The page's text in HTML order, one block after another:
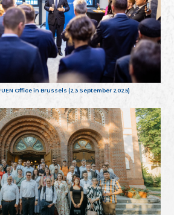
Office in Brussels (23 September 2025)